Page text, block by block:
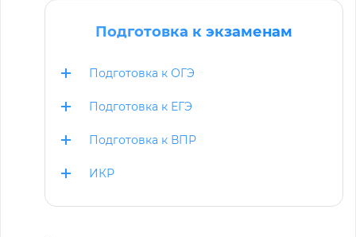
Подготовка к экзаменам
Подготовка к ОГЭ
Подготовка к ЕГЭ
Подготовка к ВПР
ИКР